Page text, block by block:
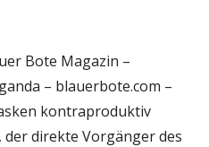
Bote Magazin –
– blauerbote.com –
kontraproduktiv
direkte Vorgänger des